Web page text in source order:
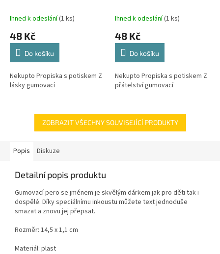
Ihned k odeslání(1 ks)
48 Kč
Do košíku
Nekupto Propiska s potiskem Z
lásky gumovací
Ihned k odeslání(1 ks)
48 Kč
Do košíku
Nekupto Propiska s potiskem Z
přátelství gumovací
ZOBRAZIT VŠECHNY SOUVISEJÍCÍ PRODUKTY
Popis Diskuze
Detailní popis produktu
Gumovací pero se jménem je skvělým dárkem jak pro děti tak i
dospělé. Díky speciálnímu inkoustu můžete text jednoduše
smazat a znovu jej přepsat.
Rozměr: 14,5 x 1,1 cm
Materiál: plast